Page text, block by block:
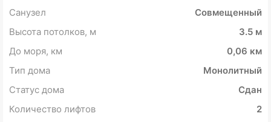
Санузел
Совмещенный
Высота потолков, м
3.5 м
До моря, км
0,06 км
Тип дома
Монолитный
Статус дома
Сдан
Количество лифтов
2